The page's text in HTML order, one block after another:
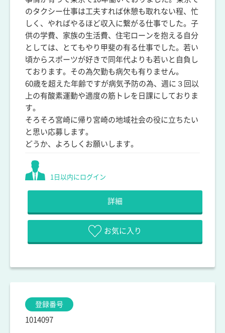
のタクシー仕事は工夫すれば休憩も取れない程、忙
しく、やればやるほど収入に繋がる仕事でした。子
供の学費、家族の生活費、住宅ローンを抱える自分
としては、とてもやり甲斐の有る仕事でした。若い
頃からスポーツが好きで同年代よりも若いと自負し
ております。その為欠勤も病欠も有りません。
60歳を超えた年齢ですが病気予防の為、週に３回以
上の有酸素運動や適度の筋トレを日課にしておりま
す。
そろそろ宮崎に帰り宮崎の地域社会の役に立ちたい
と思い応募します。
どうか、よろしくお願いします。
1日以内にログイン
詳細
お気に入り
登録番号
1014097